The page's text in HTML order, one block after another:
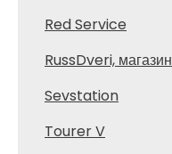
Red Service
RussDveri, магазин
Sevstation
Tourer V